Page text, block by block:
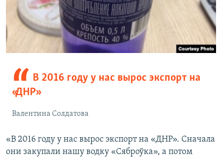
В 2016 году у нас вырос экспорт на
«ДНР»
Валентина Солдатова
«В 2016 году у нас вырос экспорт на «ДНР». Сначала
они закупали нашу водку «Сяброўка», а потом